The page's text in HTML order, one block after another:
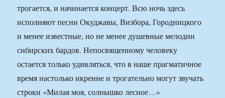
трогается, и начинается концерт. Всю ночь здесь
исполняют песни Окуджавы, Визбора, Городницкого
и менее известные, но не менее душевные мелодии
сибирских бардов. Непосвященному человеку
остается только удивляться, что в наше прагматичное
время настолько икренне и трогательно могут звучать
строки «Милая моя, солнышко лесное…»